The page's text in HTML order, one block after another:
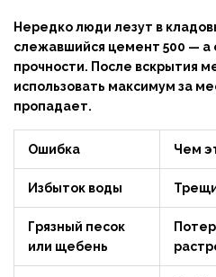
Нередко люди лезут в
слежавшийся цемент 500 — а
прочности. После вскрытия
использовать максимум за
пропадает.
Ошибка Чем
Избыток воды
Грязный песок
или щебень